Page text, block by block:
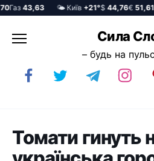
43,63 🌤️ Київ+21°$44,76€51,61А-
до
Сила
– будь на
Томати гинуть